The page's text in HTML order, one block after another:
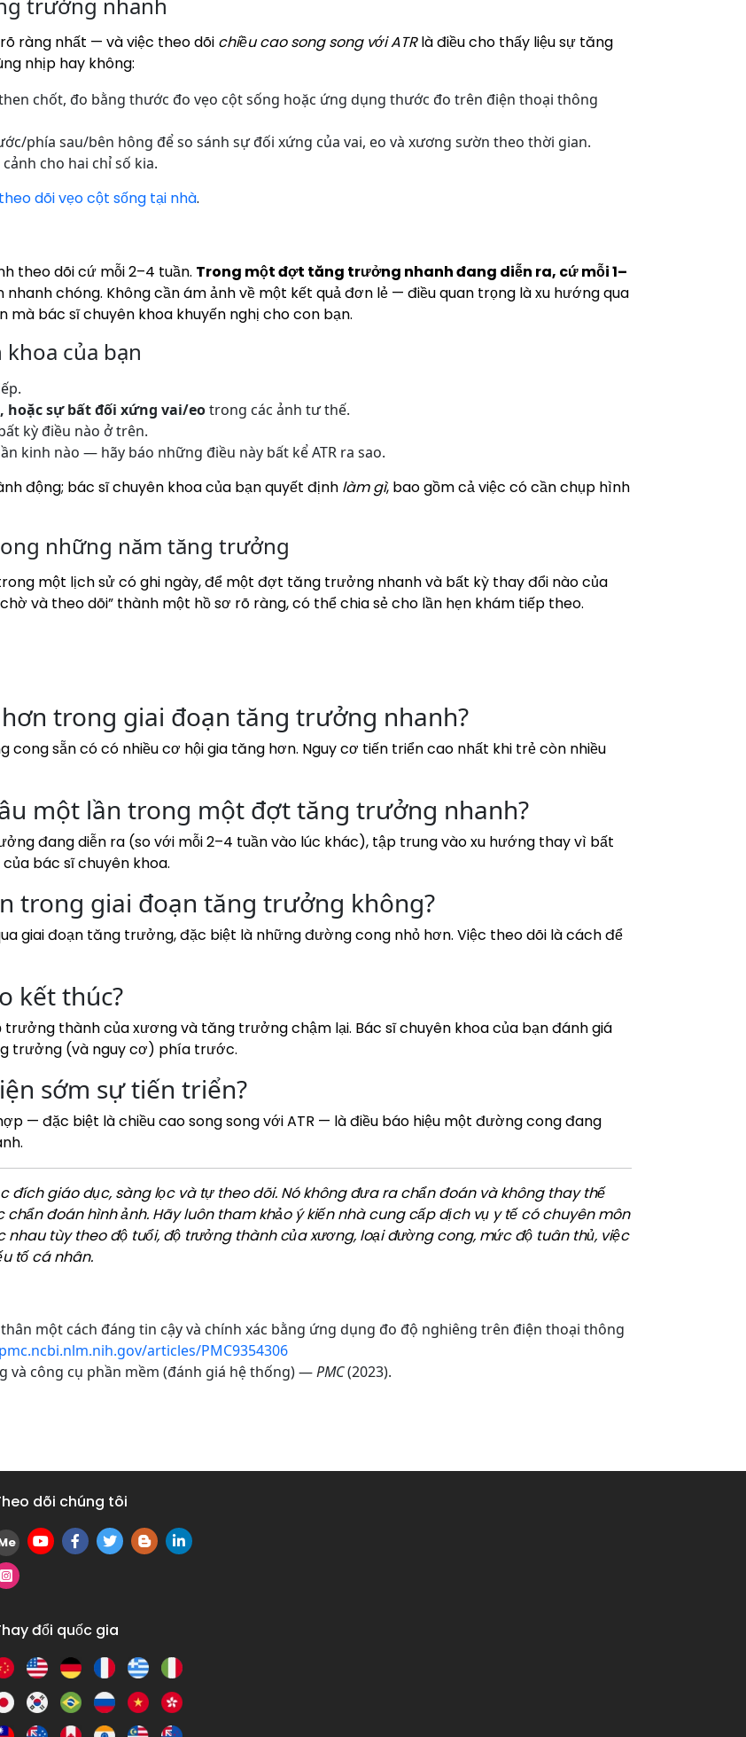
ràng nhất — và việc theo dõi chiều cao song song với ATRlà điều cho thấy liệu sự tăng
nhịp hay không:
chốt, đo bằng thước đo vẹo cột sống hoặc ứng dụng thước đo trên điện thoại thông
phía sau/bên hông để so sánh sự đối xứng của vai, eo và xương sườn theo thời gian.
cho hai chỉ số kia.
dõi vẹo cột sống tại nhà.
theo dõi cứ mỗi 2–4 tuần. Trong một đợt tăng trưởng nhanh đang diễn ra, cứ mỗi 1–
chóng. Không cần ám ảnh về một kết quả đơn lẻ — điều quan trọng là xu hướng qua
mà bác sĩ chuyên khoa khuyến nghị cho con bạn.
của bạn
sự bất đối xứng vai/eotrong các ảnh tư thế.
kỳ điều nào ở trên.
kinh nào — hãy báo những điều này bất kể ATR ra sao.
động; bác sĩ chuyên khoa của bạn quyết định làm gì, bao gồm cả việc có cần chụp hình
những năm tăng trưởng
một lịch sử có ghi ngày, để một đợt tăng trưởng nhanh và bất kỳ thay đổi nào của
và theo dõi” thành một hồ sơ rõ ràng, có thể chia sẻ cho lần hẹn khám tiếp theo.
trong giai đoạn tăng trưởng nhanh?
sẵn có có nhiều cơ hội gia tăng hơn. Nguy cơ tiến triển cao nhất khi trẻ còn nhiều
một lần trong một đợt tăng trưởng nhanh?
đang diễn ra (so với mỗi 2–4 tuần vào lúc khác), tập trung vào xu hướng thay vì bất
bác sĩ chuyên khoa.
trong giai đoạn tăng trưởng không?
giai đoạn tăng trưởng, đặc biệt là những đường cong nhỏ hơn. Việc theo dõi là cách để
kết thúc?
thành của xương và tăng trưởng chậm lại. Bác sĩ chuyên khoa của bạn đánh giá
trưởng (và nguy cơ) phía trước.
sớm sự tiến triển?
— đặc biệt là chiều cao song song với ATR — là điều báo hiệu một đường cong đang
đích giáo dục, sàng lọc và tự theo dõi. Nó không đưa ra chẩn đoán và không thay thế
đoán hình ảnh. Hãy luôn tham khảo ý kiến nhà cung cấp dịch vụ y tế có chuyên môn
tùy theo độ tuổi, độ trưởng thành của xương, loại đường cong, mức độ tuân thủ, việc
tố cá nhân.
một cách đáng tin cậy và chính xác bằng ứng dụng đo độ nghiêng trên điện thoại thông
pmc.ncbi.nlm.nih.gov/articles/PMC9354306
và công cụ phần mềm (đánh giá hệ thống) —PMC(2023).
dõi chúng tôi
đổi quốc gia